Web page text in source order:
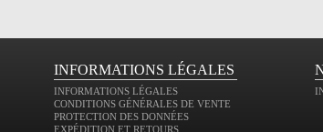
INFORMATIONS LÉGALES
INFORMATIONS LÉGALES
CONDITIONS GÉNÉRALES DE VENTE
PROTECTION DES DONNÉES
EXPÉDITION ET RETOURS